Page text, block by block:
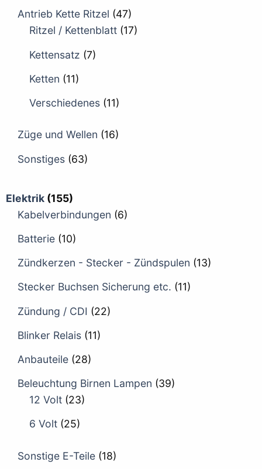
Antrieb Kette Ritzel (47)
Ritzel / Kettenblatt (17)
Kettensatz (7)
Ketten (11)
Verschiedenes (11)
Züge und Wellen (16)
Sonstiges (63)
Elektrik (155)
Kabelverbindungen (6)
Batterie (10)
Zündkerzen - Stecker - Zündspulen (13)
Stecker Buchsen Sicherung etc. (11)
Zündung / CDI (22)
Blinker Relais (11)
Anbauteile (28)
Beleuchtung Birnen Lampen (39)
12 Volt (23)
6 Volt (25)
Sonstige E-Teile (18)